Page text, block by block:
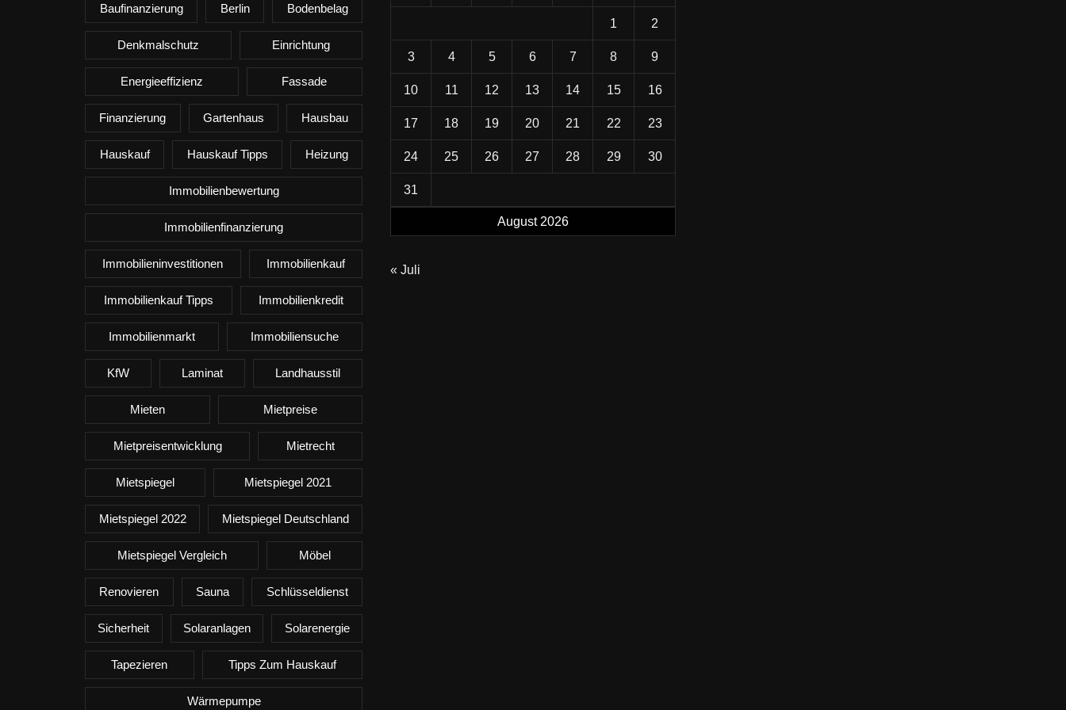
Baufinanzierung Berlin Bodenbelag
Denkmalschutz Einrichtung
Energieeffizienz Fassade
Finanzierung Gartenhaus Hausbau
Hauskauf Hauskauf Tipps Heizung
Immobilienbewertung
Immobilienfinanzierung
Immobilieninvestitionen Immobilienkauf
Immobilienkauf Tipps Immobilienkredit
Immobilienmarkt Immobiliensuche
KfW Laminat Landhausstil
Mieten Mietpreise
Mietpreisentwicklung Mietrecht
Mietspiegel Mietspiegel 2021
Mietspiegel 2022 Mietspiegel Deutschland
Mietspiegel Vergleich Möbel
Renovieren Sauna Schlüsseldienst
Sicherheit Solaranlagen Solarenergie
Tapezieren Tipps Zum Hauskauf
Wärmepumpe
August 2026
1 2
3 4 5 6 7 8 9
10 11 12 13 14 15 16
17 18 19 20 21 22 23
24 25 26 27 28 29 30
31
« Juli